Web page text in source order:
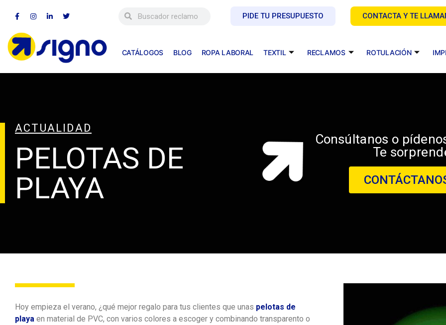
PIDE TU PRESUPUESTO CONTACTA Y TE
CATÁLOGOS BLOG ROPA LABORAL TEXTIL RECLAMOS ROTULACIÓN
ACTUALIDAD
PELOTAS DE
PLAYA
Consúltanos o
Te
Hoy empieza el verano, ¿qué mejor regalo para tus clientes que unas pelotas de
playa en material de PVC, con varios colores a escoger y combinando transparento o